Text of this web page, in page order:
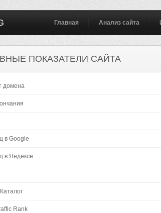
Главная Анализ сайта
ПОКАЗАТЕЛИ САЙТА
домена
в Google
в Яндексе
Rank